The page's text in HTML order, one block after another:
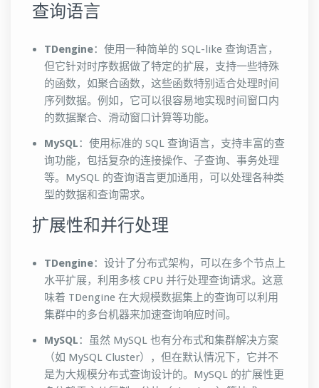
查询语言
TDengine：使用一种简单的 SQL-like 查询语言，
但它针对时序数据做了特定的扩展，支持一些特殊
的函数，如聚合函数，这些函数特别适合处理时间
序列数据。例如，它可以很容易地实现时间窗口内
的数据聚合、滑动窗口计算等功能。
MySQL：使用标准的 SQL 查询语言，支持丰富的查
询功能，包括复杂的连接操作、子查询、事务处理
等。MySQL 的查询语言更加通用，可以处理各种类
型的数据和查询需求。
扩展性和并行处理
TDengine：设计了分布式架构，可以在多个节点上
水平扩展，利用多核 CPU 并行处理查询请求。这意
味着 TDengine 在大规模数据集上的查询可以利用
集群中的多台机器来加速查询响应时间。
MySQL：虽然 MySQL 也有分布式和集群解决方案
（如 MySQL Cluster），但在默认情况下，它并不
是为大规模分布式查询设计的。MySQL 的扩展性更